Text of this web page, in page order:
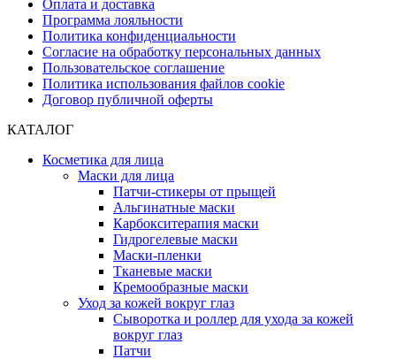
Оплата и доставка
Программа лояльности
Политика конфиденциальности
Согласие на обработку персональных данных
Пользовательское соглашение
Политика использования файлов cookie
Договор публичной оферты
КАТАЛОГ
Косметика для лица
Маски для лица
Патчи-стикеры от прыщей
Альгинатные маски
Карбокситерапия маски
Гидрогелевые маски
Маски-пленки
Тканевые маски
Кремообразные маски
Уход за кожей вокруг глаз
Сыворотка и роллер для ухода за кожей
вокруг глаз
Патчи